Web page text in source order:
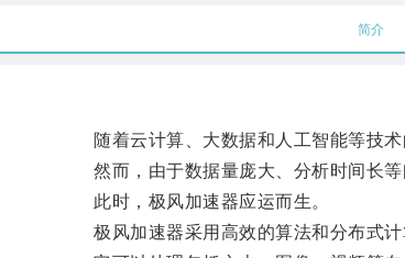
简介
随着云计算、大数据和人工智能等技术
然而，由于数据量庞大、分析时间长等
此时，极风加速器应运而生。
极风加速器采用高效的算法和分布式计